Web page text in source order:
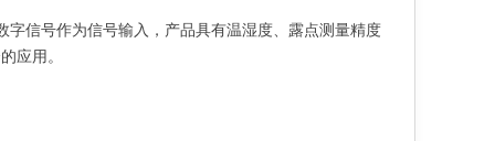
字信号作为信号输入，产品具有温湿度、露点测量精度
应用。